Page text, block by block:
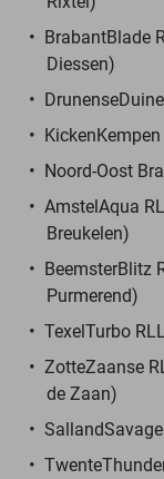
BrabantBlade
Diessen)
Noord-Oost
AmstelAqua
Breukelen)
BeemsterBlitz
Purmerend)
TexelTurbo
ZotteZaanse
de Zaan)